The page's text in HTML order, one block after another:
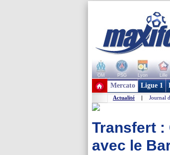
OM PSG Lyon Lille
+ de clubs
Mercato Ligue 1
Actualité | Journal
Transfert :
avec le